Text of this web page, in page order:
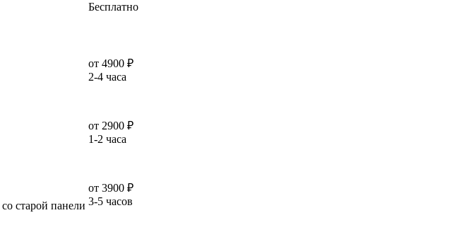
Бесплатно
от 4900 ₽
2-4 часа
от 2900 ₽
1-2 часа
старой панели
от 3900 ₽
3-5 часов